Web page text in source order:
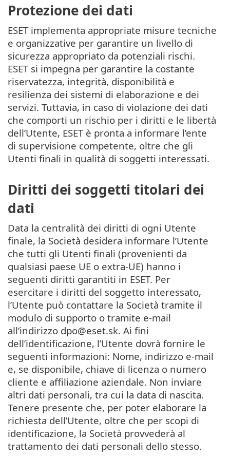
Protezione dei dati
ESET implementa appropriate misure tecniche
e organizzative per garantire un livello di
sicurezza appropriato da potenziali rischi.
ESET si impegna per garantire la costante
riservatezza, integrità, disponibilità e
resilienza dei sistemi di elaborazione e dei
servizi. Tuttavia, in caso di violazione dei dati
che comporti un rischio per i diritti e le libertà
dell’Utente, ESET è pronta a informare l’ente
di supervisione competente, oltre che gli
Utenti finali in qualità di soggetti interessati.
Diritti dei soggetti titolari dei
dati
Data la centralità dei diritti di ogni Utente
finale, la Società desidera informare l’Utente
che tutti gli Utenti finali (provenienti da
qualsiasi paese UE o extra-UE) hanno i
seguenti diritti garantiti in ESET. Per
esercitare i diritti del soggetto interessato,
l’Utente può contattare la Società tramite il
modulo di supporto o tramite e-mail
all’indirizzo dpo@eset.sk. Ai fini
dell’identificazione, l’Utente dovrà fornire le
seguenti informazioni: Nome, indirizzo e-mail
e, se disponibile, chiave di licenza o numero
cliente e affiliazione aziendale. Non inviare
altri dati personali, tra cui la data di nascita.
Tenere presente che, per poter elaborare la
richiesta dell’Utente, oltre che per scopi di
identificazione, la Società provvederà al
trattamento dei dati personali dello stesso.